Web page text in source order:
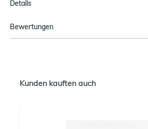
Details
Bewertungen
Kunden kauften auch